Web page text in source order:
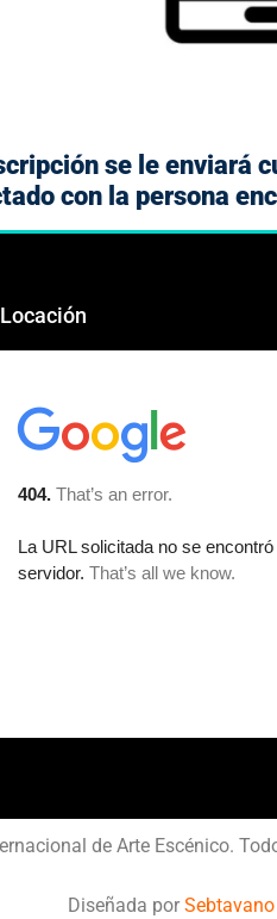
se le enviará
con la persona
Locación
de Arte Escénico.
Diseñada por Sebtavano